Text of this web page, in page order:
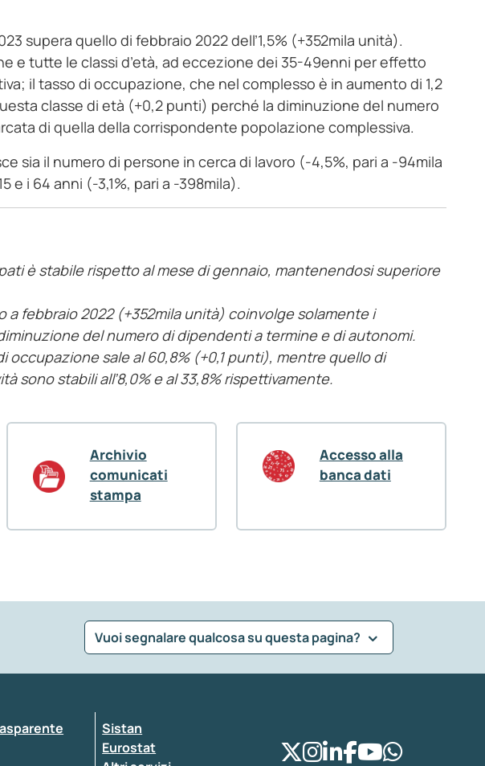
supera quello di febbraio 2022 dell’1,5% (+352mila unità).
e tutte le classi d’età, ad eccezione dei 35-49enni per effetto
il tasso di occupazione, che nel complesso è in aumento di 1,2
classe di età (+0,2 punti) perché la diminuzione del numero
di quella della corrispondente popolazione complessiva.
sia il numero di persone in cerca di lavoro (-4,5%, pari a -94mila
e i 64 anni (-3,1%, pari a -398mila).
è stabile rispetto al mese di gennaio, mantenendosi superiore
febbraio 2022 (+352mila unità) coinvolge solamente i
del numero di dipendenti a termine e di autonomi.
occupazione sale al 60,8% (+0,1 punti), mentre quello di
sono stabili all’8,0% e al 33,8% rispettivamente.
Archivio
comunicati
stampa
Accesso alla
banca dati
Vuoi segnalare qualcosa su questa pagina?
Sistan
Eurostat